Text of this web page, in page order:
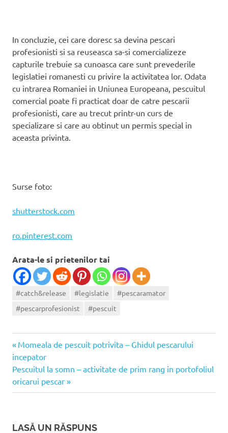
In concluzie, cei care doresc sa devina pescari
profesionisti si sa reuseasca sa-si comercializeze
capturile trebuie sa cunoasca care sunt prevederile
legislatiei romanesti cu privire la activitatea lor. Odata
cu intrarea Romaniei in Uniunea Europeana, pescuitul
comercial poate fi practicat doar de catre pescarii
profesionisti, care au trecut printr-un curs de
specializare si care au obtinut un permis special in
aceasta privinta.
Surse foto:
shutterstock.com
ro.pinterest.com
Arata-le si prietenilor tai
#catch&release #legislatie
#pescaramator
#pescarprofesionist
#pescuit
Navigare
în
articole
Articolul
anterior:
Momeala de pescuit potrivita – Ghidul pescarului
incepator
Articolul
următor:
Pescuitul la somn – activitate de prim rang in portofoliul
oricarui pescar
LASĂ UN RĂSPUNS